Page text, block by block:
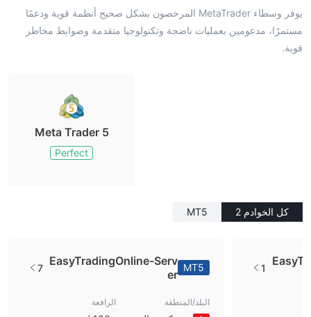
يوفر وسطاء MetaTrader المرخصون بشكل صحيح أنظمة قوية ودعمًا
مستمرًا، مدعومين بعمليات ناضجة وتكنولوجيا متقدمة وضوابط مخاطر
قوية.
Meta Trader 5
Perfect
كل الخوادم 2 MT5
MT5
EasyTradingOnline-Serv
er
7
البلد/المنطقة الرافعة
1